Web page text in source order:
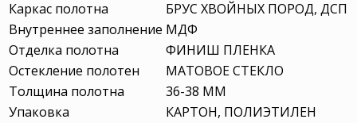
Каркас полотна
БРУС ХВОЙНЫХ ПОРОД, ДСП
Внутреннее заполнение МДФ
Отделка полотна
ФИНИШ ПЛЕНКА
Остекление полотен
МАТОВОЕ СТЕКЛО
Толщина полотна
36-38 ММ
Упаковка
КАРТОН, ПОЛИЭТИЛЕН